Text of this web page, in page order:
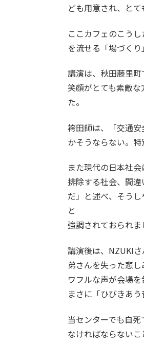
ども用意され、と
ここカフェのこう
を流せる「場づくり
講演は、秋田藤里町
笑顔がとても素敵
た。
袴田師は、「交通
かそうならない。特
また現代の日本社
排除する社会、間
だ」と述べ、そう
と
強調されておられま
講演後は、NZUKI
弟さんを失った悲
ワフルな声が会場
まさに「ひびきあう
当センターでも自
なければならないこ